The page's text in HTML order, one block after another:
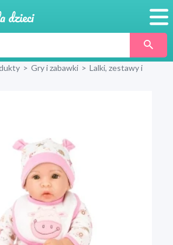
Produkty
Wyprawka
> Gry i zabawki > Lalki, zestawy i